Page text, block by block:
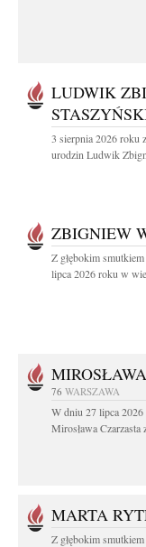
LUDWIK
3 sierpnia 2026 roku
urodzin Ludwik
ZBIGNIEW
Z głębokim
lipca 2026 roku w
76 WARSZAWA
W dniu 27 lipca 2026
Mirosława Czarzasta
MARTA
Z głębokim